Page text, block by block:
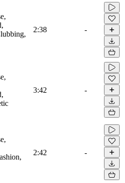
2:38 -
3:42 -
2:42 -